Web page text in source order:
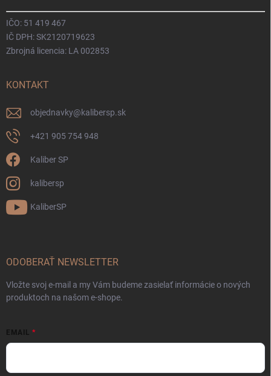
IČO: 51 419 467
IČ DPH: SK2120719623
Zbrojná licencia: LA 002853
KONTAKT
objednavky@kalibersp.sk
+421 905 754 948
Kaliber SP
kalibersp
KaliberSP
ODOBERAŤ NEWSLETTER
Vložte svoj e-mail a my Vám budeme zasielať informácie o nových
produktoch na našom e-shope.
EMAIL